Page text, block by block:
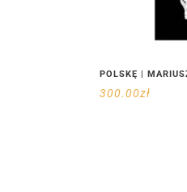
POLSKĘ |
300.00zł